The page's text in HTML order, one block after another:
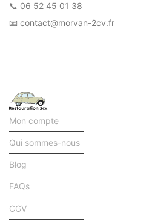
📞 06 52 45 01 38
📧 contact@morvan-2cv.fr
Mon compte
Qui sommes-nous
Blog
FAQs
CGV